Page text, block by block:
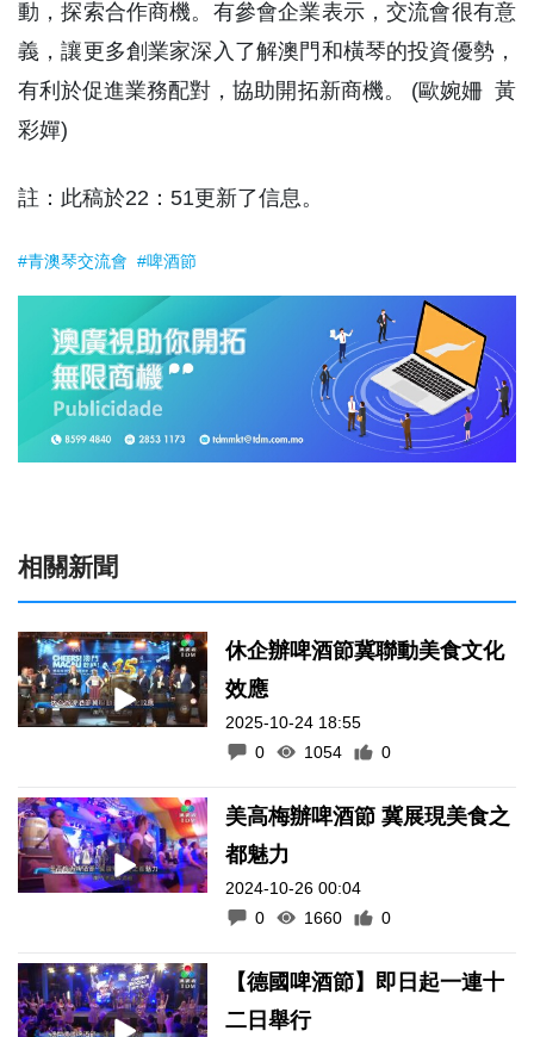
動，探索合作商機。有參會企業表示，交流會很有意
義，讓更多創業家深入了解澳門和橫琴的投資優勢，
有利於促進業務配對，協助開拓新商機。 (歐婉姍 黃
彩嬋)
註：此稿於22：51更新了信息。
#青澳琴交流會 #啤酒節
相關新聞
休企辦啤酒節冀聯動美食文化
效應
2025-10-24 18:55
0
1054 0
美高梅辦啤酒節 冀展現美食之
都魅力
2024-10-26 00:04
0
1660 0
【德國啤酒節】即日起一連十
二日舉行